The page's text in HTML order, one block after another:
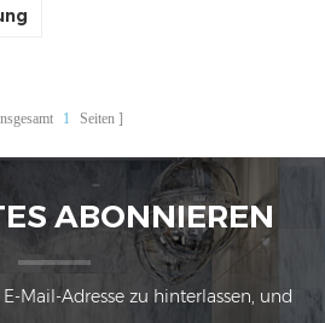
1 Seiten
ABONNIEREN
Mail-Adresse zu hinterlassen, und